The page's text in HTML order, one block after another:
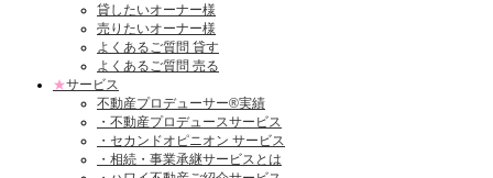
貸したいオーナー様
売りたいオーナー様
よくあるご質問 貸す
よくあるご質問 売る
★サービス
不動産プロデューサー®実績
・不動産プロデュースサービス
・セカンドオピニオン サービス
・相続・事業承継サービスとは